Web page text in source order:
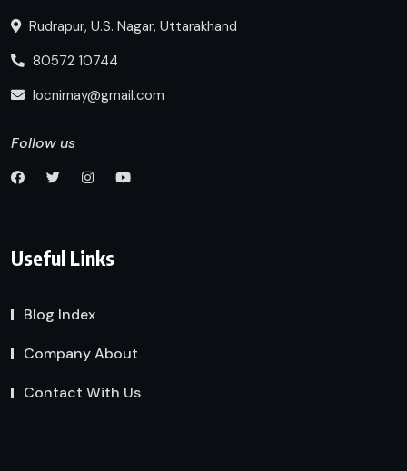
Rudrapur, U.S. Nagar, Uttarakhand
80572 10744
locnirnay@gmail.com
Follow us
Useful Links
Blog Index
Company About
Contact With Us